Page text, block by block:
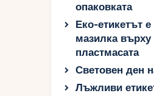
опаковката
Еко-етикетът е
мазилка върху
пластмасата
Световен ден
Лъжливи